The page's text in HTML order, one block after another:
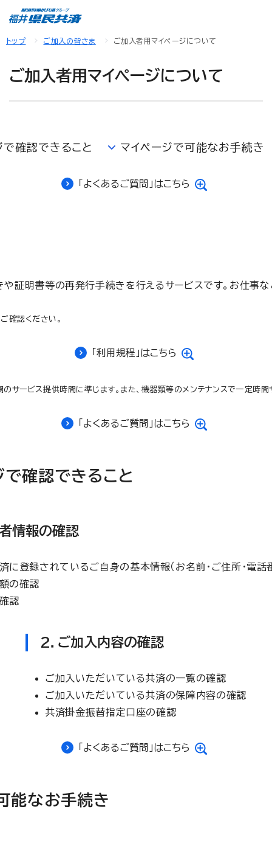
トップ ご加入の皆さま ご加入者用マイページについて
ご加入者用マイページについて
で確認できること マイページで可能なお手続き
「よくあるご質問」はこちら
や証明書等の再発行手続きを行えるサービスです。お
確認ください。
「利用規程」はこちら
のサービス提供時間に準じます。また、機器類等のメンテナンスで一定時
「よくあるご質問」はこちら
で確認できること
情報の確認
に登録されているご自身の基本情報（お名前・ご住所・電話
の確認
認
2．ご加入内容の確認
ご加入いただいている共済の一覧の確認
ご加入いただいている共済の保障内容の確認
共済掛金振替指定口座の確認
「よくあるご質問」はこちら
能なお手続き